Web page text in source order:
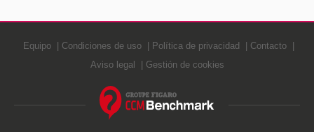
Equipo Condiciones de uso Política de privacidad
Contacto
Aviso legal
Gestión de cookies